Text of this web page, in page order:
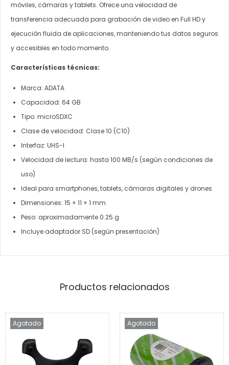
móviles, cámaras y tablets. Ofrece una velocidad de
transferencia adecuada para grabación de video en Full HD y
ejecución fluida de aplicaciones, manteniendo tus datos seguros
y accesibles en todo momento.
Características técnicas:
Marca: ADATA
Capacidad: 64 GB
Tipo: microSDXC
Clase de velocidad: Clase 10 (C10)
Interfaz: UHS-I
Velocidad de lectura: hasta 100 MB/s (según condiciones de
uso)
Ideal para smartphones, tablets, cámaras digitales y drones
Dimensiones: 15 × 11 × 1 mm
Peso: aproximadamente 0.25 g
Incluye adaptador SD (según presentación)
Productos relacionados
Agotado Agotado